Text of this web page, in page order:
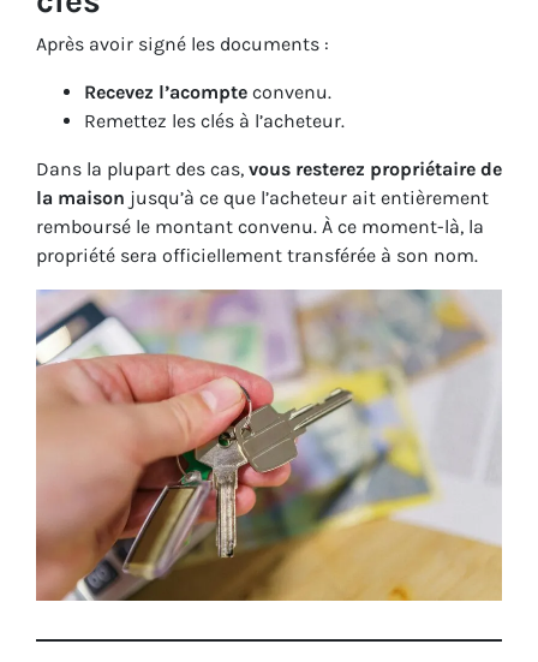
Après avoir signé les documents :
Recevez l’acompte convenu.
Remettez les clés à l’acheteur.
Dans la plupart des cas, vous resterez propriétaire de
la maison jusqu’à ce que l’acheteur ait entièrement
remboursé le montant convenu. À ce moment-là, la
propriété sera officiellement transférée à son nom.